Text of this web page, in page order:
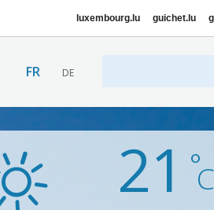
luxembourg.lu guichet.lu
FR DE
21